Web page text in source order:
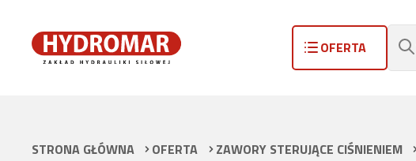
OFERTA
STRONA GŁÓWNA OFERTA ZAWORY STERUJĄCE CIŚNIENIEM